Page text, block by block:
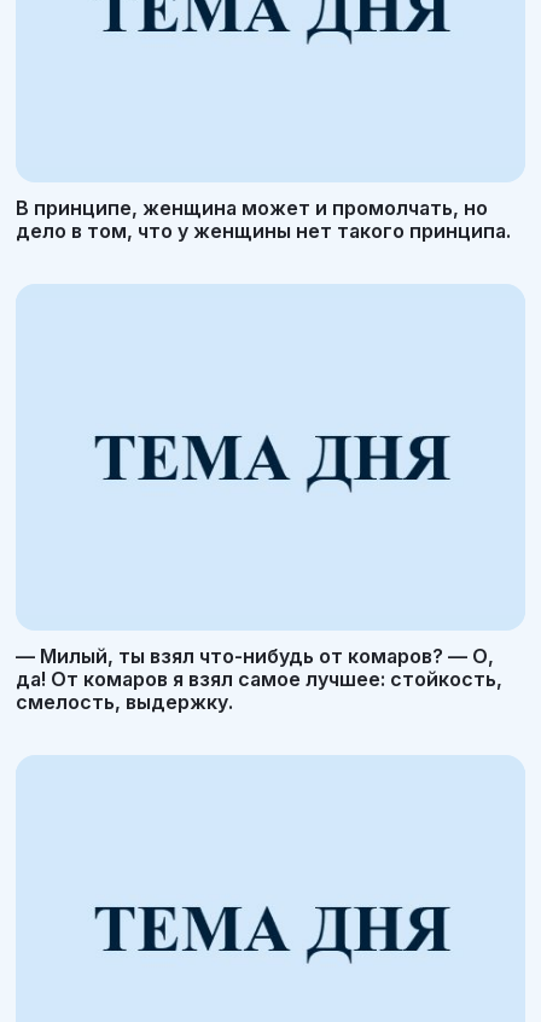
В принципе, женщина может и промолчать, но
дело в том, что у женщины нет такого принципа.
— Милый, ты взял что-нибудь от комаров? — О,
да! От комаров я взял самое лучшее: стойкость,
смелость, выдержку.